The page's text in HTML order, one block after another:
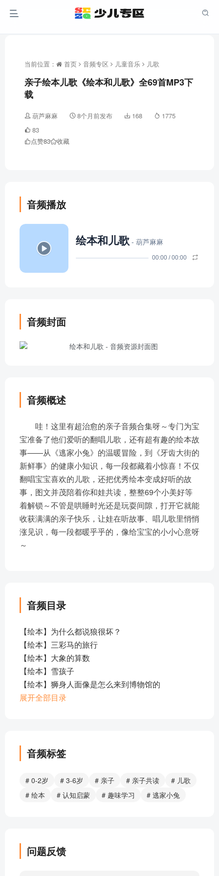
当前位置： 首页 音频专区 儿童音乐 儿歌
亲子绘本儿歌《绘本和儿歌》全69首MP3下
载
葫芦麻麻 8个月前发布 168
1775
83
点赞83 收藏
音频播放
绘本和儿歌 - 葫芦麻麻
00:00 /00:00
音频封面
音频概述
哇！这里有超治愈的亲子音频合集呀～专门为宝
宝准备了他们爱听的翻唱儿歌，还有超有趣的绘本故
事——从《逃家小兔》的温暖冒险，到《牙齿大街的
新鲜事》的健康小知识，每一段都藏着小惊喜！不仅
翻唱宝宝喜欢的儿歌，还把优秀绘本变成好听的故
事，图文并茂陪着你和娃共读，整整69个小美好等
着解锁～不管是哄睡时光还是玩耍间隙，打开它就能
收获满满的亲子快乐，让娃在听故事、唱儿歌里悄悄
涨见识，每一段都暖乎乎的，像给宝宝的小小心意呀
～
音频目录
【绘本】为什么都说狼很坏？
【绘本】三彩马的旅行
【绘本】大象的算数
【绘本】雪孩子
【绘本】狮身人面像是怎么来到博物馆的
【绘本】恐龙是怎么来到博物馆的
【绘本】如果一只熊躲在树后
【绘本】蘑菇的100种采法，蘑菇的100种烧法
【绘本】变色龙卡罗
【绘本】小种子
【绘本】最后一只豹子
【绘本】牙齿大街的新鲜事
展开全部目录
音频标签
# 0-2岁 # 3-6岁 # 亲子 # 亲子共读
# 儿歌
# 绘本
# 认知启蒙 # 趣味学习 # 逃家小兔
问题反馈